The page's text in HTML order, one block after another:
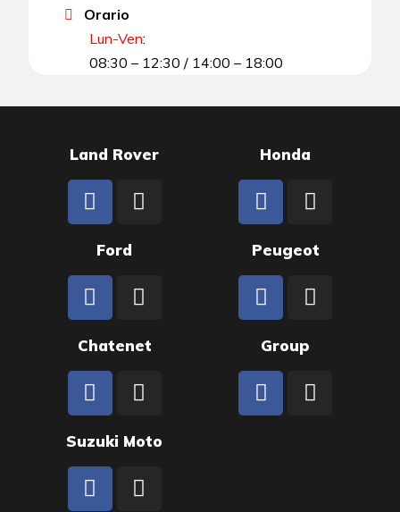
Orario
Lun-Ven:
08:30 – 12:30 / 14:00 – 18:00
Land Rover Honda
Ford Peugeot
Chatenet Group
Suzuki Moto